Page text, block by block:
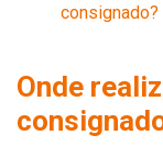
consignado?
Onde